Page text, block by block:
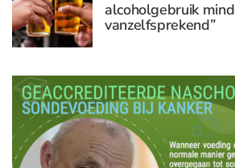
alcoholgebruik
vanzelfsprekend”